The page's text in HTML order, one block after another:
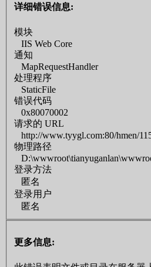
详细错误信息:
模块
IIS Web Core
通知
MapRequestHandler
处理程序
StaticFile
错误代码
0x80070002
请求的 URL
http://www.tyygl.com:80/hmen/
物理路径
登录方法
匿名
登录用户
匿名
更多信息: